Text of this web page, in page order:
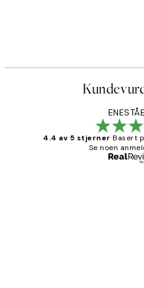
4.4 av 5 stjerner Basert
Se noen